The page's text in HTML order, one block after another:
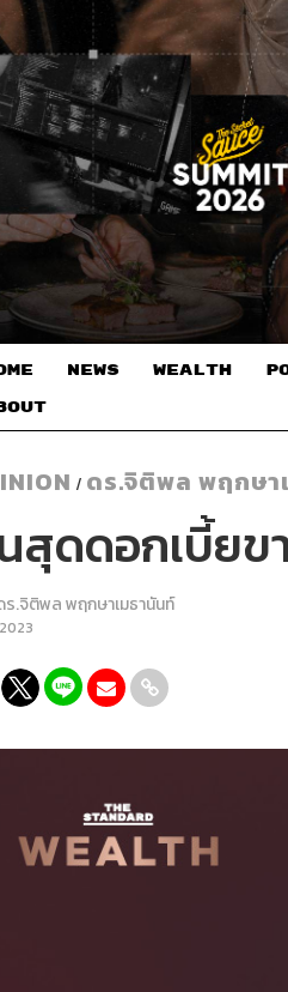
NEWS WEALTH
/ ดร.จิติพล พฤกษา
สุดดอกเบี้ยข
ร.จิติพล พฤกษาเมธานันท์